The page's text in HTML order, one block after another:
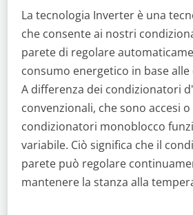
La tecnologia Inverter è una
che consente ai nostri
parete di regolare
consumo energetico in base
A differenza dei condizionatori
convenzionali, che sono accesi
condizionatori monoblocco
variabile. Ciò significa che il
parete può regolare
mantenere la stanza alla